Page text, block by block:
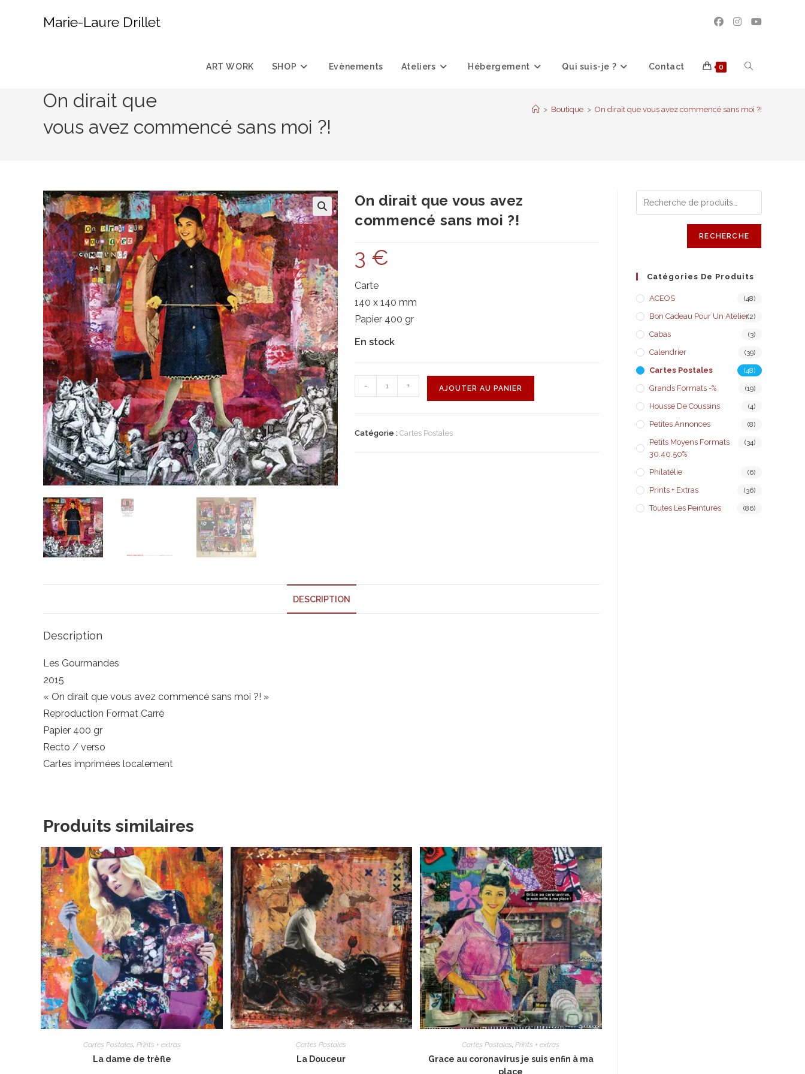
Marie-Laure Drillet
ART WORK SHOP Evènements Ateliers Hébergement Qui suis-je ? Contact 0 Toggle
website
On dirait que
vous avez commencé sans moi ?!
> Boutique > On dirait que vous avez commencé sans moi ?!
On dirait que vous avez
commencé sans moi ?!
3 €
Carte
140 x 140 mm
Papier 400 gr
En stock
de
- + AJOUTER AU PANIER
Catégorie :Cartes Postales
DESCRIPTION
Description
Les Gourmandes
2015
« On dirait que vous avez commencé sans moi ?! »
Reproduction Format Carré
Papier 400 gr
Recto / verso
Cartes imprimées localement
Produits similaires
Cartes Postales, Prints + extras
La dame de trèfle
Cartes Postales
La Douceur
Cartes Postales,Prints + extras
Grace au coronavirus je suis enfin à ma
place
RECHERCHE
Catégories De Produits
ACEOS (48)
Bon Cadeau Pour Un Atelier(2)
Cabas (3)
Calendrier (39)
Cartes Postales (48)
Grands Formats -% (19)
Housse De Coussins (4)
Petites Annonces (8)
Petits Moyens Formats
30.40.50%
(34)
Philatélie (6)
Prints + Extras (36)
Toutes Les Peintures (86)